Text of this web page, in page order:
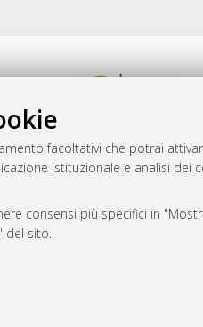
facoltativi che potrai
istituzionale e analisi dei
consensi più specifici in
del sito.
NECESSARI